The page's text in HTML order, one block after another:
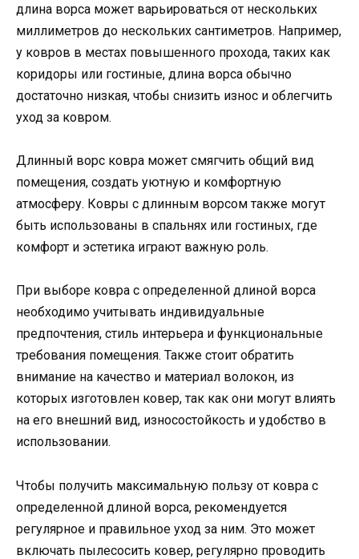
длина ворса может варьироваться от нескольких
миллиметров до нескольких сантиметров. Например,
у ковров в местах повышенного прохода, таких как
коридоры или гостиные, длина ворса обычно
достаточно низкая, чтобы снизить износ и облегчить
уход за ковром.
Длинный ворс ковра может смягчить общий вид
помещения, создать уютную и комфортную
атмосферу. Ковры с длинным ворсом также могут
быть использованы в спальнях или гостиных, где
комфорт и эстетика играют важную роль.
При выборе ковра с определенной длиной ворса
необходимо учитывать индивидуальные
предпочтения, стиль интерьера и функциональные
требования помещения. Также стоит обратить
внимание на качество и материал волокон, из
которых изготовлен ковер, так как они могут влиять
на его внешний вид, износостойкость и удобство в
использовании.
Чтобы получить максимальную пользу от ковра с
определенной длиной ворса, рекомендуется
регулярное и правильное уход за ним. Это может
включать пылесосить ковер, регулярно проводить